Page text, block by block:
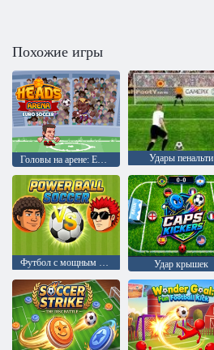
Похожие игры
Головы на арене: Евро футбол Удары пенальти
Футбол с мощным мячом Удар крышек